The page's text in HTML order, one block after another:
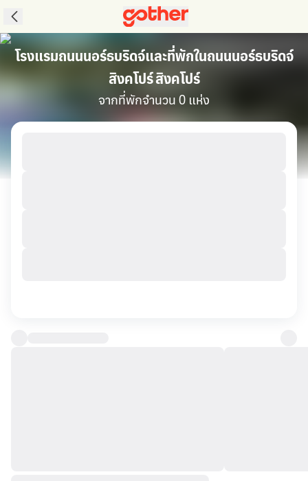
โรงแรมถนนนอร์ธบริดจ์และที่พักในถนนนอร์ธบริดจ์
สิงคโปร์ สิงคโปร์
จากที่พักจำนวน 0 แห่ง